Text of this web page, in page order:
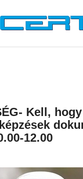
Kell,
12.00